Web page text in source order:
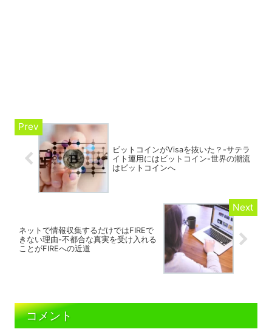
ビットコインがVisaを抜いた？-サテラ
イト運用にはビットコイン-世界の潮流
はビットコインへ
ネットで情報収集するだけではFIREで
きない理由-不都合な真実を受け入れる
ことがFIREへの近道
コメント